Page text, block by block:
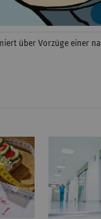
über Vorzüge einer